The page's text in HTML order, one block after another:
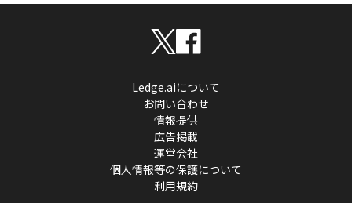
Ledge.aiについて
お問い合わせ
情報提供
広告掲載
運営会社
個人情報等の保護について
利用規約